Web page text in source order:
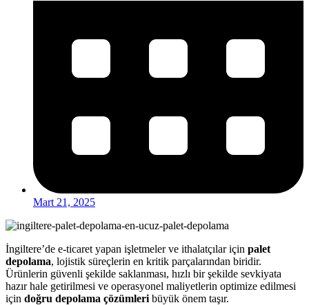
Mart 21, 2025
İngiltere’de e-ticaret yapan işletmeler ve ithalatçılar için palet
depolama, lojistik süreçlerin en kritik parçalarından biridir.
Ürünlerin güvenli şekilde saklanması, hızlı bir şekilde sevkiyata
hazır hale getirilmesi ve operasyonel maliyetlerin optimize edilmesi
için doğru depolama çözümleri büyük önem taşır.